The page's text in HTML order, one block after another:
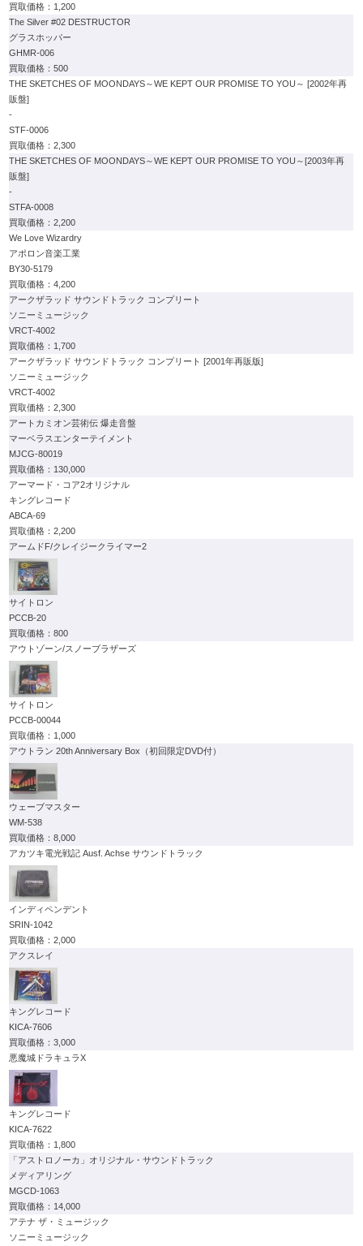
1,200
The Silver #02 DESTRUCTOR
グラスホッパー
GHMR-006
500
THE SKETCHES OF MOONDAYS～WE KEPT OUR PROMISE TO YOU～ [2002年再
販盤]
-
STF-0006
2,300
THE SKETCHES OF MOONDAYS～WE KEPT OUR PROMISE TO YOU～[2003年再
販盤]
-
STFA-0008
2,200
We Love Wizardry
アポロン音楽工業
BY30-5179
4,200
アークザラッド サウンドトラック コンプリート
ソニーミュージック
VRCT-4002
1,700
アークザラッド サウンドトラック コンプリート [2001年再販版]
ソニーミュージック
VRCT-4002
2,300
アートカミオン芸術伝 爆走音盤
マーベラスエンターテイメント
MJCG-80019
130,000
アーマード・コア2オリジナル
キングレコード
ABCA-69
2,200
アームドF/クレイジークライマー2
サイトロン
PCCB-20
800
アウトゾーン/スノーブラザーズ
サイトロン
PCCB-00044
1,000
アウトラン 20th Anniversary Box（初回限定DVD付）
ウェーブマスター
WM-538
8,000
アカツキ電光戦記 Ausf. Achse サウンドトラック
インディペンデント
SRIN-1042
2,000
アクスレイ
キングレコード
KICA-7606
3,000
悪魔城ドラキュラX
キングレコード
KICA-7622
1,800
「アストロノーカ」オリジナル・サウンドトラック
メディアリング
MGCD-1063
14,000
アテナ ザ・ミュージック
ソニーミュージック